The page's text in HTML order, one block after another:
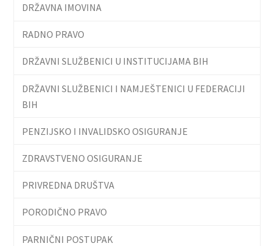
DRŽAVNA IMOVINA
RADNO PRAVO
DRŽAVNI SLUŽBENICI U INSTITUCIJAMA BIH
DRŽAVNI SLUŽBENICI I NAMJEŠTENICI U FEDERACIJI
BIH
PENZIJSKO I INVALIDSKO OSIGURANJE
ZDRAVSTVENO OSIGURANJE
PRIVREDNA DRUŠTVA
PORODIČNO PRAVO
PARNIČNI POSTUPAK